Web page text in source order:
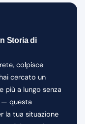
Storia di
colpisce
cercato un
più a lungo senza
— questa
la tua situazione